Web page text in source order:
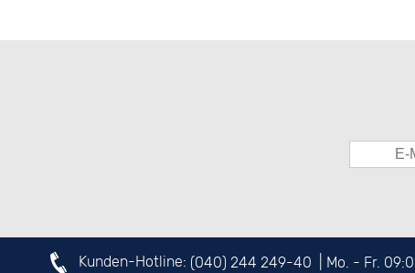
Kunden-Hotline: (040) 244 249-40 | Mo. - Fr.